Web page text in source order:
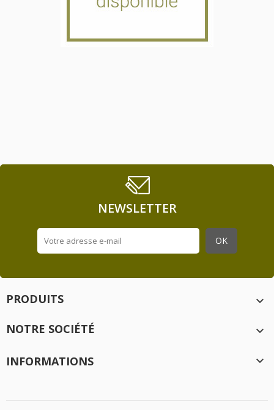
NEWSLETTER
PRODUITS

NOTRE SOCIÉTÉ

INFORMATIONS 